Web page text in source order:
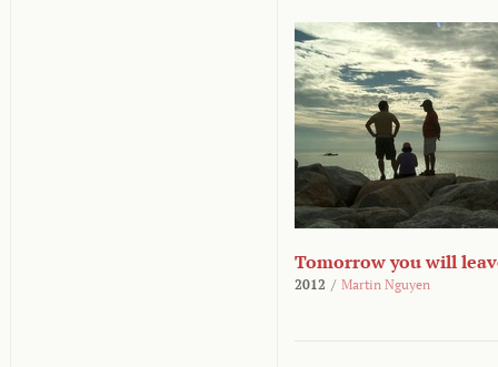
Tomorrow you will
2012 / Martin Nguyen